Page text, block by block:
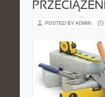
POSTED BY ADMIN